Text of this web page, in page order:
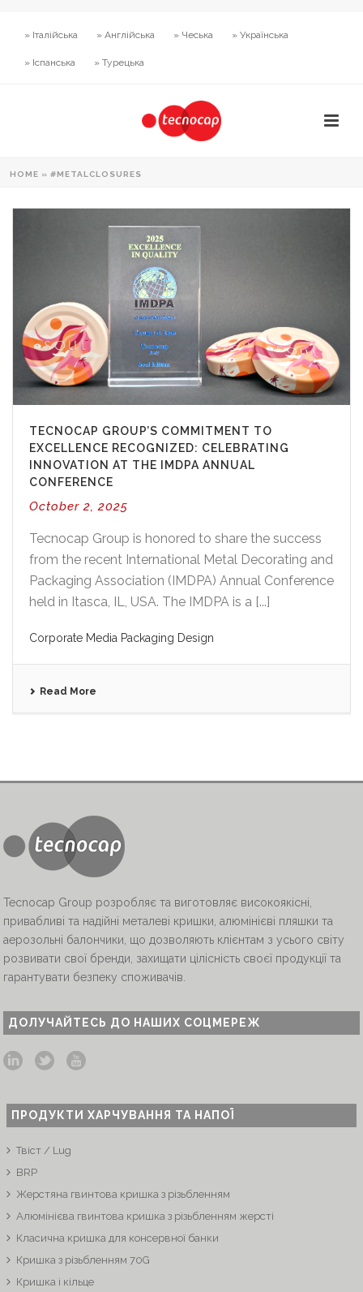
» Італійська » Англійська » Чеська » Українська
» Іспанська » Турецька
HOME » #METALCLOSURES
TECNOCAP GROUP’S COMMITMENT TO
EXCELLENCE RECOGNIZED: CELEBRATING
INNOVATION AT THE IMDPA ANNUAL
CONFERENCE
October 2, 2025
Tecnocap Group is honored to share the success
from the recent International Metal Decorating and
Packaging Association (IMDPA) Annual Conference
held in Itasca, IL, USA. The IMDPA is a [...]
Corporate Media Packaging Design
Read More
Tecnocap Group розробляє та виготовляє високоякісні,
привабливі та надійні металеві кришки, алюмінієві пляшки та
аерозольні балончики, що дозволяють клієнтам з усього світу
розвивати свої бренди, захищати цілісність своєї продукції та
гарантувати безпеку споживачів.
ДОЛУЧАЙТЕСЬ ДО НАШИХ СОЦМЕРЕЖ
ПРОДУКТИ ХАРЧУВАННЯ ТА НАПОЇ
Твіст / Lug
BRP
Жерстяна гвинтова кришка з різьбленням
Алюмінієва гвинтова кришка з різьбленням жерсті
Класична кришка для консервної банки
Кришка з різьбленням 70G
Кришка і кільце